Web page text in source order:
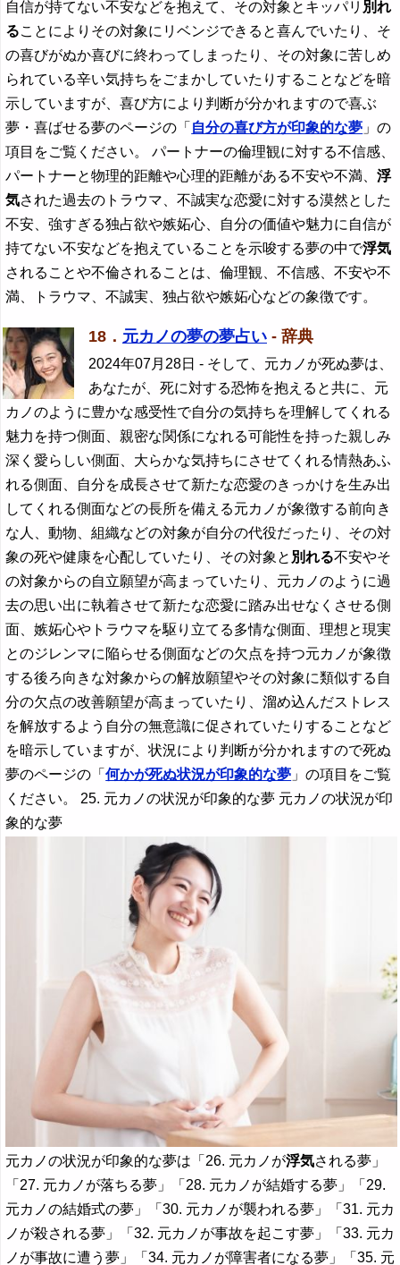
自信が持てない不安などを抱えて、その対象とキッパリ 別れ
ることによりその対象にリベンジできると喜んでいたり、そ
の喜びがぬか喜びに終わってしまったり、その対象に苦しめ
られている辛い気持ちをごまかしていたりすることなどを暗
示していますが、喜び方により判断が分かれますので喜ぶ
夢・喜ばせる夢のページの「 自分の喜び方が印象的な夢 」の
項目をご覧ください。 パートナーの倫理観に対する不信感、
パートナーと物理的距離や心理的距離がある不安や不満、浮
気された過去のトラウマ、不誠実な恋愛に対する漠然とした
不安、強すぎる独占欲や嫉妬心、自分の価値や魅力に自信が
持てない不安などを抱えていることを示唆する夢の中で浮気
されることや不倫されることは、倫理観、不信感、不安や不
満、トラウマ、不誠実、独占欲や嫉妬心などの象徴です。
18． 元カノの夢の夢占い - 辞典
2024年07月28日 - そして、元カノが死ぬ夢は、
あなたが、死に対する恐怖を抱えると共に、元
カノのように豊かな感受性で自分の気持ちを理解してくれる
魅力を持つ側面、親密な関係になれる可能性を持った親しみ
深く愛らしい側面、大らかな気持ちにさせてくれる情熱あふ
れる側面、自分を成長させて新たな恋愛のきっかけを生み出
してくれる側面などの長所を備える元カノが象徴する前向き
な人、動物、組織などの対象が自分の代役だったり、その対
象の死や健康を心配していたり、その対象と 別れる不安やそ
の対象からの自立願望が高まっていたり、元カノのように過
去の思い出に執着させて新たな恋愛に踏み出せなくさせる側
面、嫉妬心やトラウマを駆り立てる多情な側面、理想と現実
とのジレンマに陥らせる側面などの欠点を持つ元カノが象徴
する後ろ向きな対象からの解放願望やその対象に類似する自
分の欠点の改善願望が高まっていたり、溜め込んだストレス
を解放するよう自分の無意識に促されていたりすることなど
を暗示していますが、状況により判断が分かれますので死ぬ
夢のページの「何かが死ぬ状況が印象的な夢 」の項目をご覧
ください。 25. 元カノの状況が印象的な夢 元カノの状況が印
象的な夢
元カノの状況が印象的な夢は「26. 元カノが浮気される夢」
「27. 元カノが落ちる夢」「28. 元カノが結婚する夢」「29.
元カノの結婚式の夢」「30. 元カノが襲われる夢」「31. 元カ
ノが殺される夢」「32. 元カノが事故を起こす夢」「33. 元カ
ノが事故に遭う夢」「34. 元カノが障害者になる夢」「35. 元